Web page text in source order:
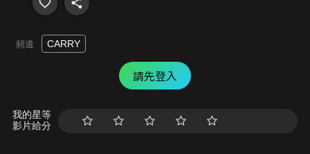
頻道 CARRY
請先登入
我的星等
影片給分